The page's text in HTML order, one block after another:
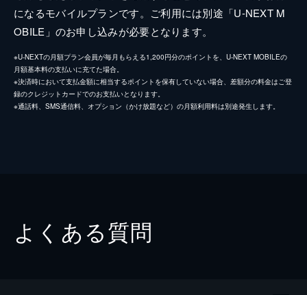
になるモバイルプランです。ご利用には別途「U-NEXT M
OBILE」のお申し込みが必要となります。
※U-NEXTの月額プラン会員が毎月もらえる1,200円分のポイントを、U-NEXT MOBILEの
月額基本料の支払いに充てた場合。
※決済時において支払金額に相当するポイントを保有していない場合、差額分の料金はご登
録のクレジットカードでのお支払いとなります。
※通話料、SMS通信料、オプション（かけ放題など）の月額利用料は別途発生します。
よくある質問